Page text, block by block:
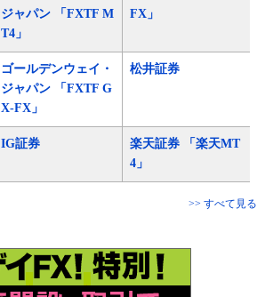
ジャパン 「FXTF M
T4」
FX」
ゴールデンウェイ・
ジャパン 「FXTF G
X-FX」
松井証券
IG証券
楽天証券 「楽天MT
4」
>> すべて見る